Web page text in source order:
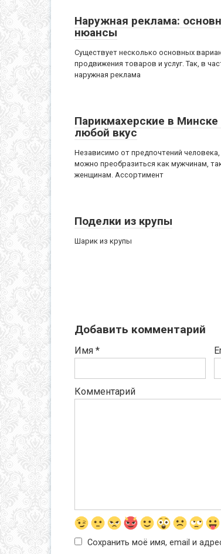
Наружная реклама:
нюансы
Существует несколько основных
продвижения товаров и услуг. Так, в
наружная реклама
Парикмахерские в Минске
любой вкус
Независимо от предпочтений
можно преобразиться как мужчинам,
женщинам. Ассортимент
Поделки из крупы
Шарик из крупы
Добавить комментарий
Имя *
Комментарий
Сохранить моё имя, email и